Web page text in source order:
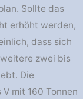
Sollte das
erhöht werden,
dass sich
zwei bis
Die
mit 160 Tonnen